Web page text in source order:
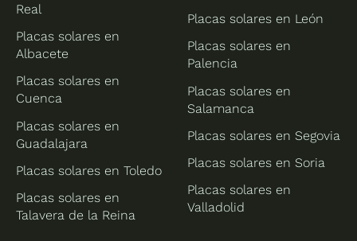
Real
Placas solares en
Albacete
Placas solares en
Cuenca
Placas solares en
Guadalajara
Placas solares en Toledo
Placas solares en
Talavera de la Reina
Placas solares en León
Placas solares en
Palencia
Placas solares en
Salamanca
Placas solares en Segovia
Placas solares en Soria
Placas solares en
Valladolid